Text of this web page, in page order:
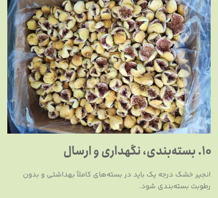
۱۰. بسته‌بندی، نگهداری و ارسال
انجیر خشک درجه یک باید در بسته‌های کاملاً بهداشتی و بدون
رطوبت بسته‌بندی شود.